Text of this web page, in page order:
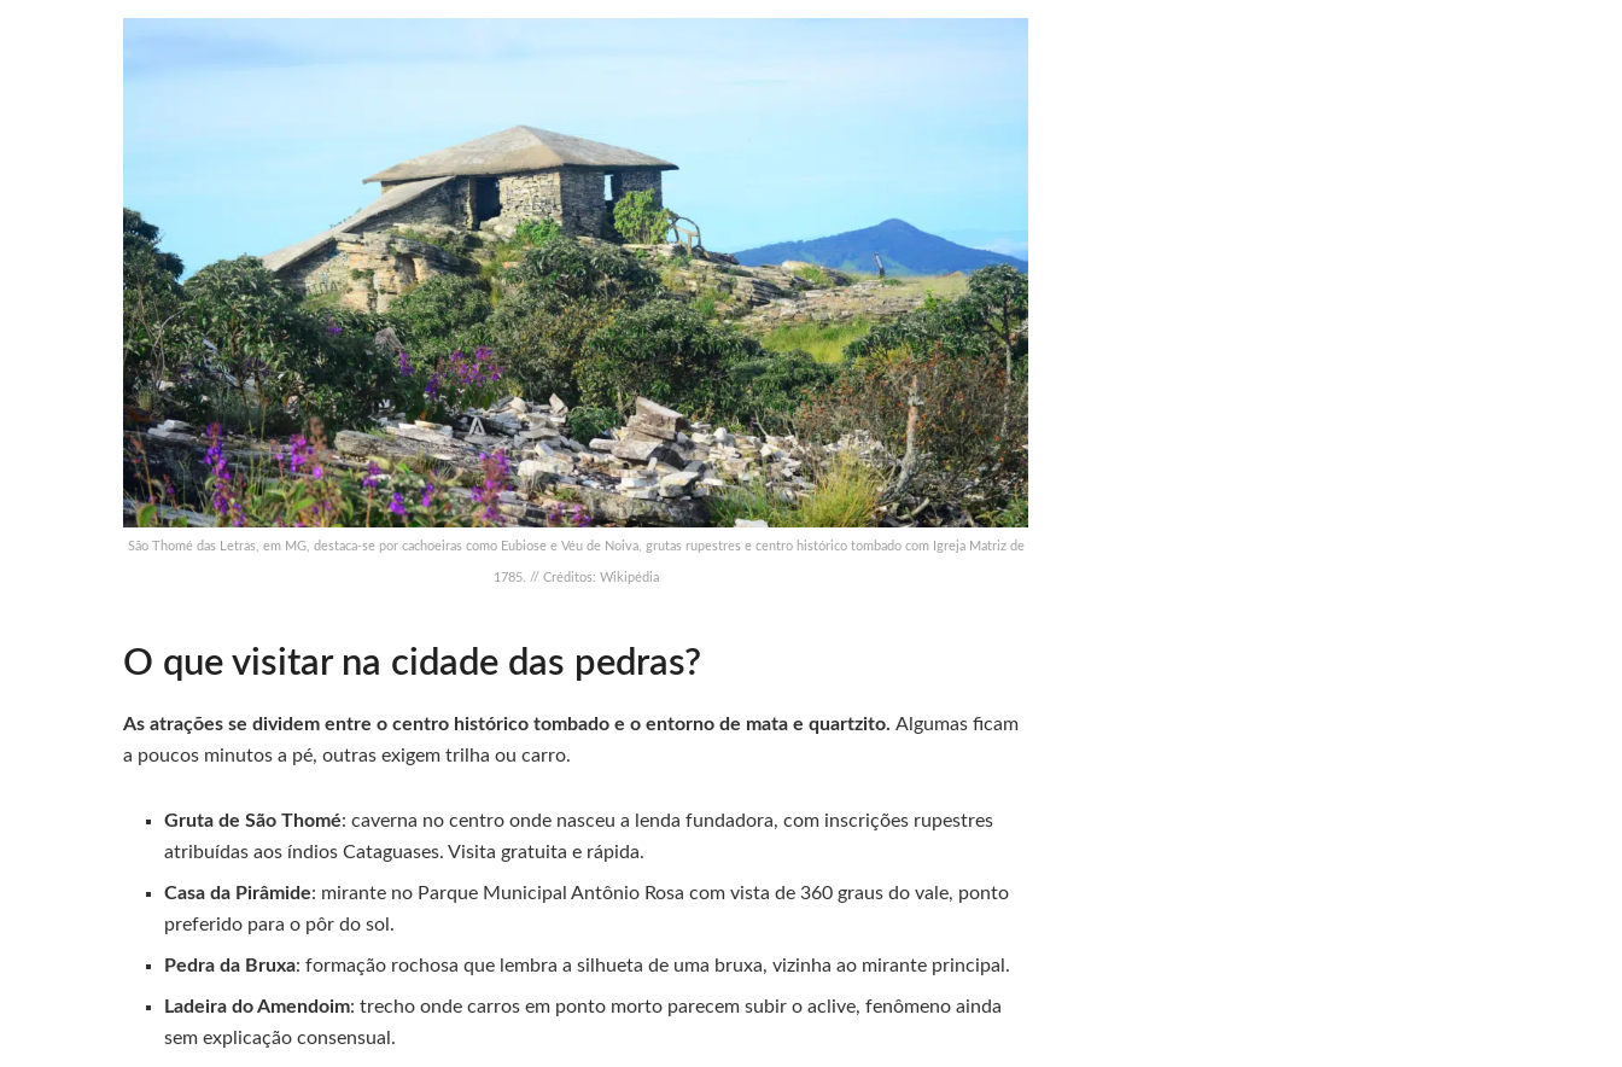
São Thomé das Letras, em MG, destaca-se por cachoeiras como Eubiose e Véu de Noiva, grutas rupestres e centro histórico tombado com Igreja Matriz de
1785. // Créditos: Wikipédia
O que visitar na cidade das pedras?
As atrações se dividem entre o centro histórico tombado e o entorno de mata e quartzito. Algumas ficam
a poucos minutos a pé, outras exigem trilha ou carro.
Gruta de São Thomé: caverna no centro onde nasceu a lenda fundadora, com inscrições rupestres
atribuídas aos índios Cataguases. Visita gratuita e rápida.
Casa da Pirâmide: mirante no Parque Municipal Antônio Rosa com vista de 360 graus do vale, ponto
preferido para o pôr do sol.
Pedra da Bruxa: formação rochosa que lembra a silhueta de uma bruxa, vizinha ao mirante principal.
Ladeira do Amendoim: trecho onde carros em ponto morto parecem subir o aclive, fenômeno ainda
sem explicação consensual.